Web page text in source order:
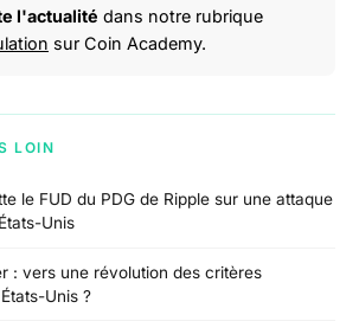
l'actualité dans notre rubrique
sur Coin Academy.
LOIN
le FUD du PDG de Ripple sur une attaque
Unis
: vers une révolution des critères
Unis ?